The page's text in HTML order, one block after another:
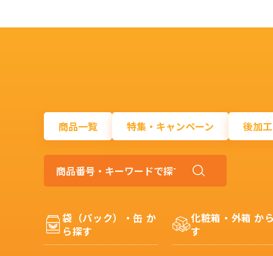
商品一覧 特集・キャンペーン 後加
商
品
号・
キ
ー
ワ
袋（パック）・缶 か
ら探す
化粧箱・外箱 か
す